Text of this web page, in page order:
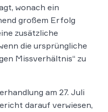
wonach ein
großem Erfolg
zusätzliche
die ursprüngliche
Missverhältnis“ zu
am 27. Juli
darauf verwiesen,